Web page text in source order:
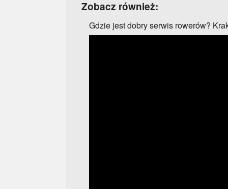
Zobacz również:
Gdzie jest dobry serwis rowerów?